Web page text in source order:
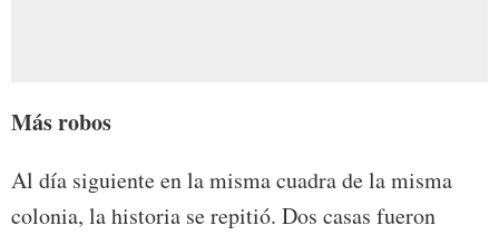
Más robos
Al día siguiente en la misma cuadra de la misma
colonia, la historia se repitió. Dos casas fueron